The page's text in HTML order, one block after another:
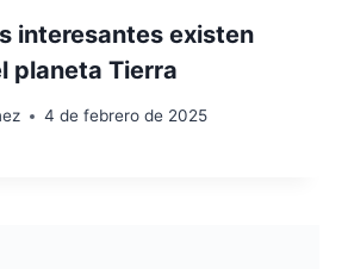
interesantes existen
planeta Tierra
4 de febrero de 2025